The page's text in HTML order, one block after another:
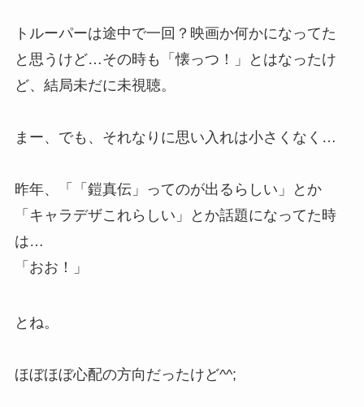
トルーパーは途中で一回？映画か何かになってた
と思うけど…その時も「懐っつ！」とはなったけ
ど、結局未だに未視聴。
まー、でも、それなりに思い入れは小さくなく…
昨年、「「鎧真伝」ってのが出るらしい」とか
「キャラデザこれらしい」とか話題になってた時
は…
「おお！」
とね。
ほぼほぼ心配の方向だったけど^^;